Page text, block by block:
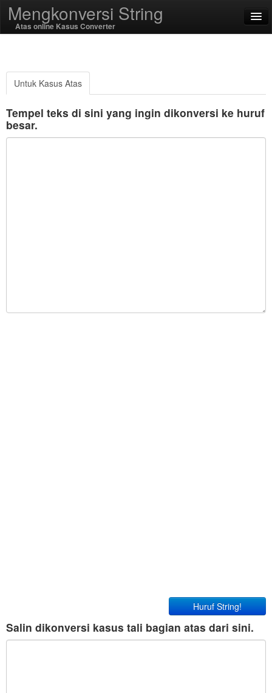
Mengkonversi String
Atas online Kasus Converter
Bahasa Indonesia
SSL On
Untuk Kasus Atas
Tempel teks di sini yang ingin dikonversi ke huruf
besar.
Huruf String!
Salin dikonversi kasus tali bagian atas dari sini.